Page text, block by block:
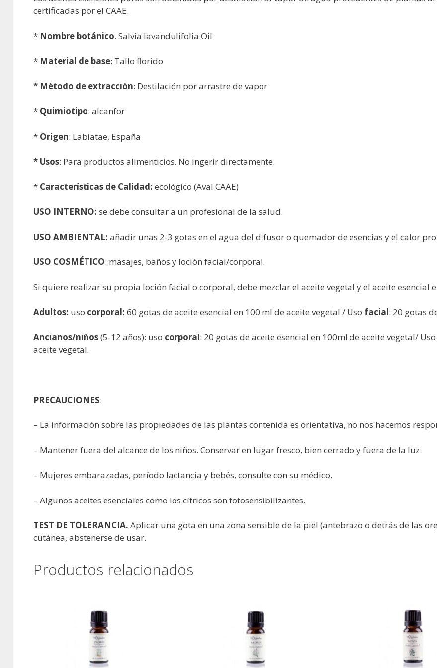
certificadas por el CAAE.
* Nombre botánico. Salvia lavandulifolia Oil
* Material de base: Tallo florido
* Método de extracción: Destilación por arrastre de vapor
* Quimiotipo: alcanfor
* Origen: Labiatae, España
* Usos: Para productos alimenticios. No ingerir directamente.
* Características de Calidad: ecológico (Aval CAAE)
USO INTERNO: se debe consultar a un profesional de la salud.
USO AMBIENTAL: añadir unas 2-3 gotas en el agua del difusor o quemador de esencias y el calor
USO COSMÉTICO: masajes, baños y loción facial/corporal.
Si quiere realizar su propia loción facial o corporal, debe mezclar el aceite vegetal y el aceite esencial
Adultos: uso corporal: 60 gotas de aceite esencial en 100 ml de aceite vegetal / Uso facial: 20 gotas
Ancianos/niños(5-12 años): uso corporal: 20 gotas de aceite esencial en 100ml de aceite vegetal/ Uso
aceite vegetal.
PRECAUCIONES:
– La información sobre las propiedades de las plantas contenida es orientativa, no nos hacemos
– Mantener fuera del alcance de los niños. Conservar en lugar fresco, bien cerrado y fuera de la luz.
– Mujeres embarazadas, período lactancia y bebés, consulte con su médico.
– Algunos aceites esenciales como los cítricos son fotosensibilizantes.
TEST DE TOLERANCIA. Aplicar una gota en una zona sensible de la piel (antebrazo o detrás de las
cutánea, abstenerse de usar.
Productos relacionados